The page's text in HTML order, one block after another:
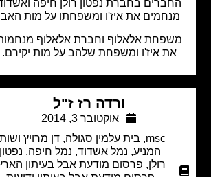
בחברת נפטון רולן חיפה ואשדוד
את איז'ו ומשפחתו על מות האב.
אלאלוף וחברת אלאלוף מנחמות
איז'ו ומשפחת שלהב על מות יקירם.
ורדה רז ז"ל
אוקטובר 3, 2014
בית עלמין סגולה, דן מרויץ ושות',
נמל אשדוד, נמל חיפה,נפטון
רולן, פרסום מודעת אבל בעיתון הארץ,